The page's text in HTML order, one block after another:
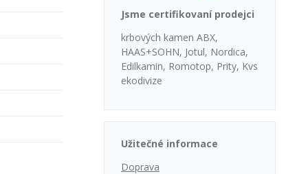
Jsme certifikovaní prodejci
krbových kamen ABX,
HAAS+SOHN, Jotul, Nordica,
Edilkamin, Romotop, Prity, Kvs
ekodivize
Užitečné informace
Doprava